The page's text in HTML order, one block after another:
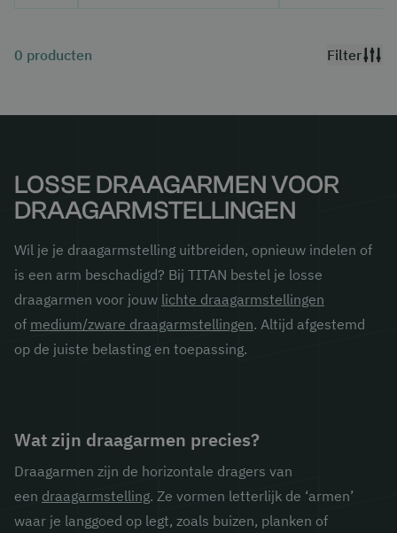
0 producten Filter
LOSSE DRAAGARMEN VOOR
DRAAGARMSTELLINGEN
Wil je je draagarmstelling uitbreiden, opnieuw indelen of
is een arm beschadigd? Bij TITAN bestel je losse
draagarmen voor jouw lichte draagarmstellingen
of medium/zware draagarmstellingen. Altijd afgestemd
op de juiste belasting en toepassing.
Wat zijn draagarmen precies?
Draagarmen zijn de horizontale dragers van
een draagarmstelling. Ze vormen letterlijk de ‘armen’
waar je langgoed op legt, zoals buizen, planken of